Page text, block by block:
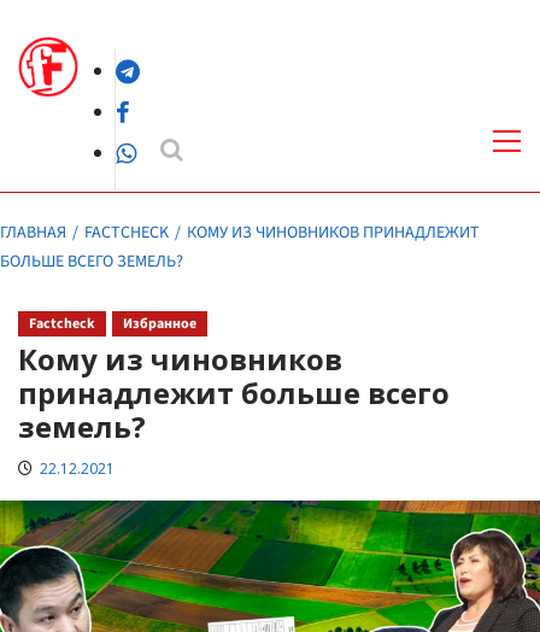
содержимомуTelegram
Facebook
WhatsApp
ГЛАВНАЯ FACTCHECK
КОМУ ИЗ ЧИНОВНИКОВ ПРИНАДЛЕЖИТ
БОЛЬШЕ ВСЕГО ЗЕМЕЛЬ?
Factcheck Избранное
Кому из чиновников
принадлежит больше всего
земель?
22.12.2021